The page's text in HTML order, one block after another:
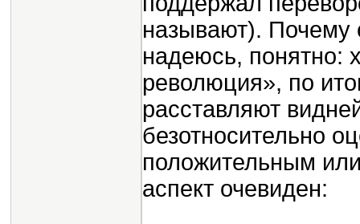
называют). Почему
надеюсь, понятно:
революция», по
расставляют
безотносительно
положительным
аспект очевиден: